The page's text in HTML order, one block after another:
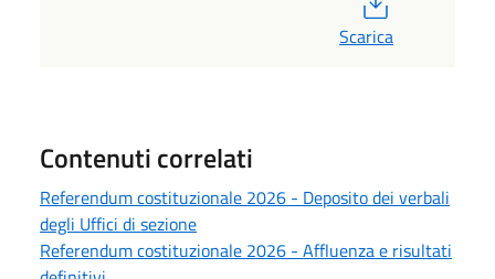
Scarica
Contenuti correlati
Referendum costituzionale 2026 - Deposito dei verbali
degli Uffici di sezione
Referendum costituzionale 2026 - Affluenza e risultati